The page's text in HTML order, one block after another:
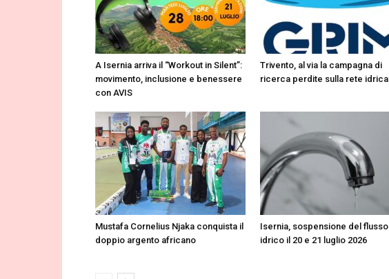
A Isernia arriva il “Workout in Silent”:
movimento, inclusione e benessere
con AVIS
Trivento, al via la campagna di
ricerca perdite sulla rete idrica
Mustafa Cornelius Njaka conquista il
doppio argento africano
Isernia, sospensione del flusso
idrico il 20 e 21 luglio 2026